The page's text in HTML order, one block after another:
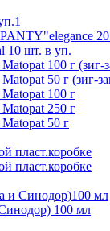
10 шт. в уп.
100 г (зиг-
50 г (зиг-
100 г
250 г
50 г
пласт.коробке
пласт.коробке
и Синодор)100 мл
100 мл